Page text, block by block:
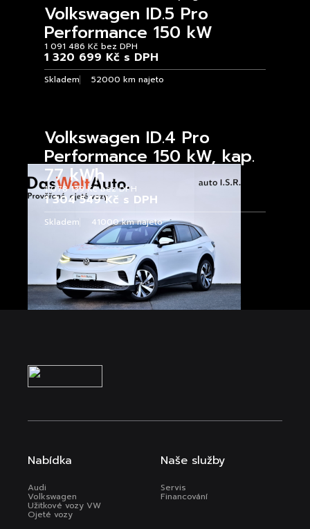
Volkswagen ID.5 Pro
Performance 150 kW
1 091 486 Kč bez DPH
1 320 699 Kč s DPH
Skladem 52000 km najeto
Volkswagen ID.4 Pro
Performance 150 kW, kap.
77 kWh
1 078 139 Kč bez DPH
1 304 549 Kč s DPH
Skladem 41000 km najeto
Nabídka
Audi
Volkswagen
Užitkové vozy VW
Ojeté vozy
Naše služby
Servis
Financování